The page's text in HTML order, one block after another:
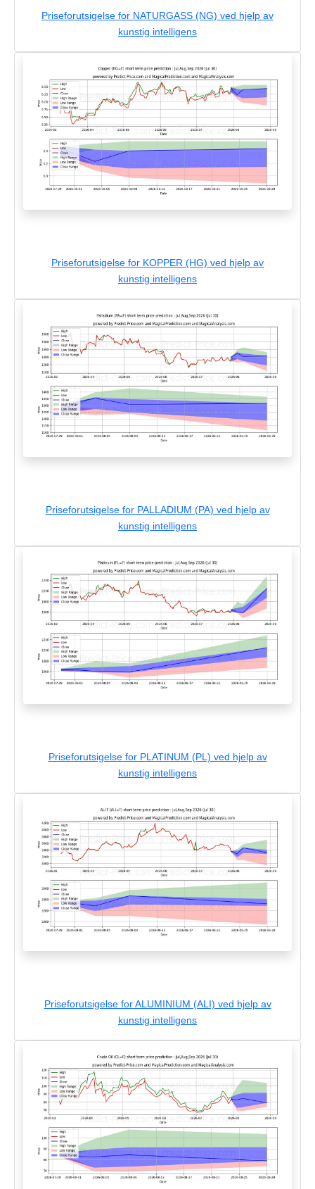
Priseforutsigelse for NATURGASS (NG) ved hjelp av
kunstig intelligens
Priseforutsigelse for KOPPER (HG) ved hjelp av
kunstig intelligens
Priseforutsigelse for PALLADIUM (PA) ved hjelp av
kunstig intelligens
Priseforutsigelse for PLATINUM (PL) ved hjelp av
kunstig intelligens
Priseforutsigelse for ALUMINIUM (ALI) ved hjelp av
kunstig intelligens